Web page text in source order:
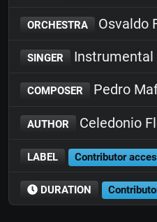
ORCHESTRA Osvaldo
SINGER Instrumental
COMPOSER Pedro
AUTHOR Celedonio
LABEL Contributor
DURATION